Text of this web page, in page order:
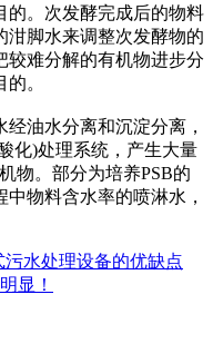
的。次发酵完成后的物料
泔脚水来调整次发酵物的
较难分解的有机物进步分
。
油水分离和沉淀分离，
化)处理系统，产生大量
物。部分为培养PSB的
物料含水率的喷淋水，
水处理设备的优缺点
显！